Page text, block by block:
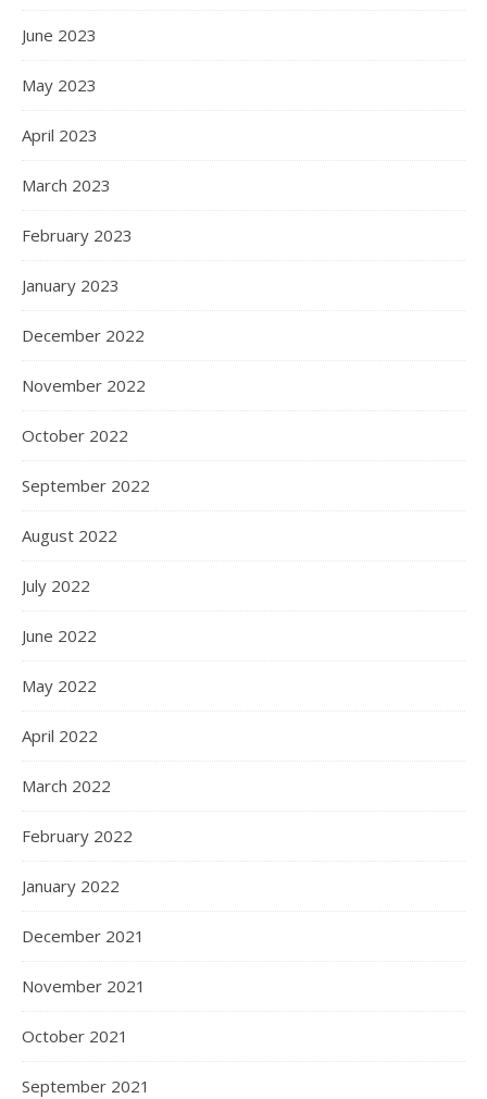
June 2023
May 2023
April 2023
March 2023
February 2023
January 2023
December 2022
November 2022
October 2022
September 2022
August 2022
July 2022
June 2022
May 2022
April 2022
March 2022
February 2022
January 2022
December 2021
November 2021
October 2021
September 2021